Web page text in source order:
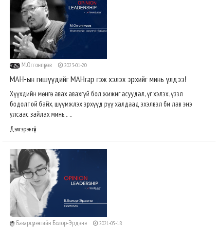
М.Отгонпүрэв 2023-01-20
МАН-ын гишүүдийг МАНгар гэж хэлэх эрхийг минь үлдээ!
Хүүхдийн мөнгө авах авахгүй бол жижиг асуудал, үг хэлэх, үзэл
бодолтой байх, шүүмжлэх эрхүүд рүү халдаад эхэлвэл би лав энэ
улсаас зайлах минь... ..
Дэлгэрэнгүй
Базарсүрэнгийн Болор-Эрдэнэ 2021-05-18